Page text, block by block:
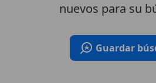
nuevos para su
Guardar